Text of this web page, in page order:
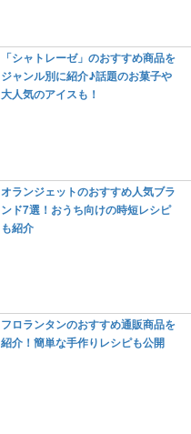
「シャトレーゼ」のおすすめ商品を
ジャンル別に紹介♪話題のお菓子や
大人気のアイスも！
オランジェットのおすすめ人気ブラ
ンド7選！おうち向けの時短レシピ
も紹介
フロランタンのおすすめ通販商品を
紹介！簡単な手作りレシピも公開